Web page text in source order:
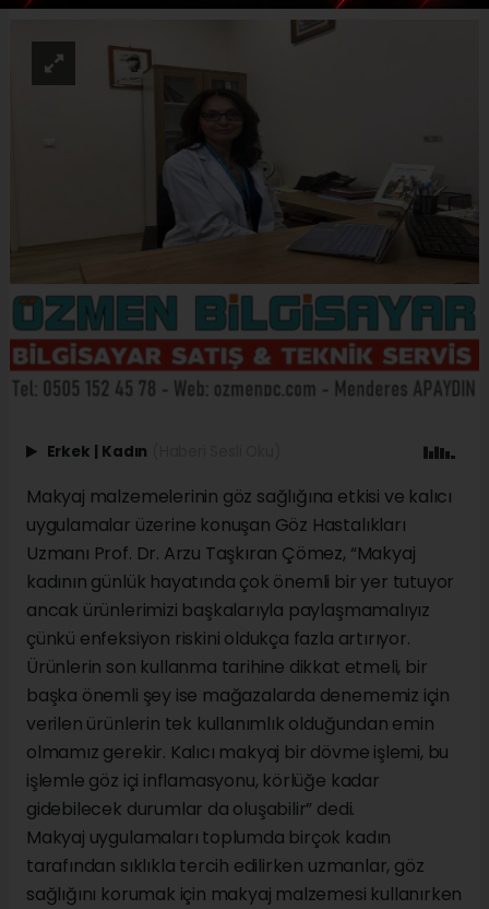
Erkek | Kadın
Makyaj malzemelerinin göz sağlığına etkisi ve kalıcı
uygulamalar üzerine konuşan Göz Hastalıkları
Uzmanı Prof. Dr. Arzu Taşkıran Çömez, “Makyaj
kadının günlük hayatında çok önemli bir yer tutuyor
ancak ürünlerimizi başkalarıyla paylaşmamalıyız
çünkü enfeksiyon riskini oldukça fazla artırıyor.
Ürünlerin son kullanma tarihine dikkat etmeli, bir
başka önemli şey ise mağazalarda denememiz için
verilen ürünlerin tek kullanımlık olduğundan emin
olmamız gerekir. Kalıcı makyaj bir dövme işlemi, bu
işlemle göz içi inflamasyonu, körlüğe kadar
gidebilecek durumlar da oluşabilir” dedi.
Makyaj uygulamaları toplumda birçok kadın
tarafından sıklıkla tercih edilirken uzmanlar, göz
sağlığını korumak için makyaj malzemesi kullanırken